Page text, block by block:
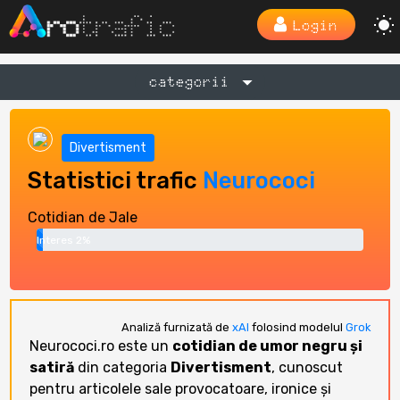
Login
categorii
Divertisment
Statistici trafic Neurococi
Cotidian de Jale
Interes 2%
Analiză furnizată de xAI folosind modelul Grok
Neurococi.ro este un cotidian de umor negru și
satiră din categoria Divertisment, cunoscut
pentru articolele sale provocatoare, ironice și